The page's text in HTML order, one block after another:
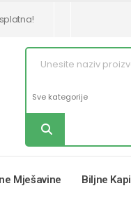
Mješavine Biljne Kapi